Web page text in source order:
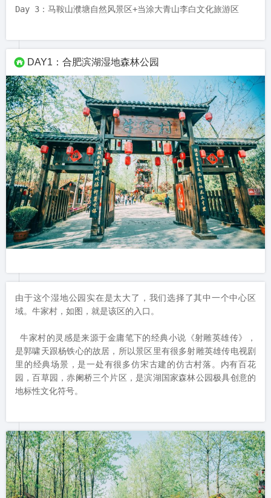
Day 3：马鞍山濮塘自然风景区+当涂大青山李白文化旅游区
DAY1：合肥滨湖湿地森林公园
由于这个湿地公园实在是太大了，我们选择了其中一个中心区
域。牛家村，如图，就是该区的入口。
牛家村的灵感是来源于金庸笔下的经典小说《射雕英雄传》，
是郭啸天跟杨铁心的故居，所以景区里有很多射雕英雄传电视剧
里的经典场景，是一处有很多仿宋古建的仿古村落。内有百花
园，百草园，赤阑桥三个片区，是滨湖国家森林公园极具创意的
地标性文化符号。